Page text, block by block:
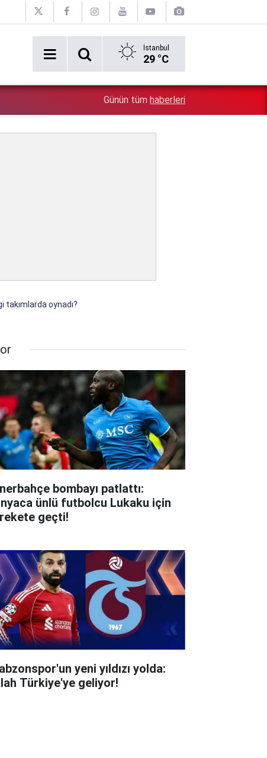
İstanbul
29 °C
Çin'in gözü doymuyor: Altın rezervleri doldu taştı!
Günün tüm haberleri
takımlarda oynadı?
bombayı patlattı:
ünlü futbolcu Lukaku için
geçti!
yeni yıldızı yolda:
Türkiye'ye geliyor!